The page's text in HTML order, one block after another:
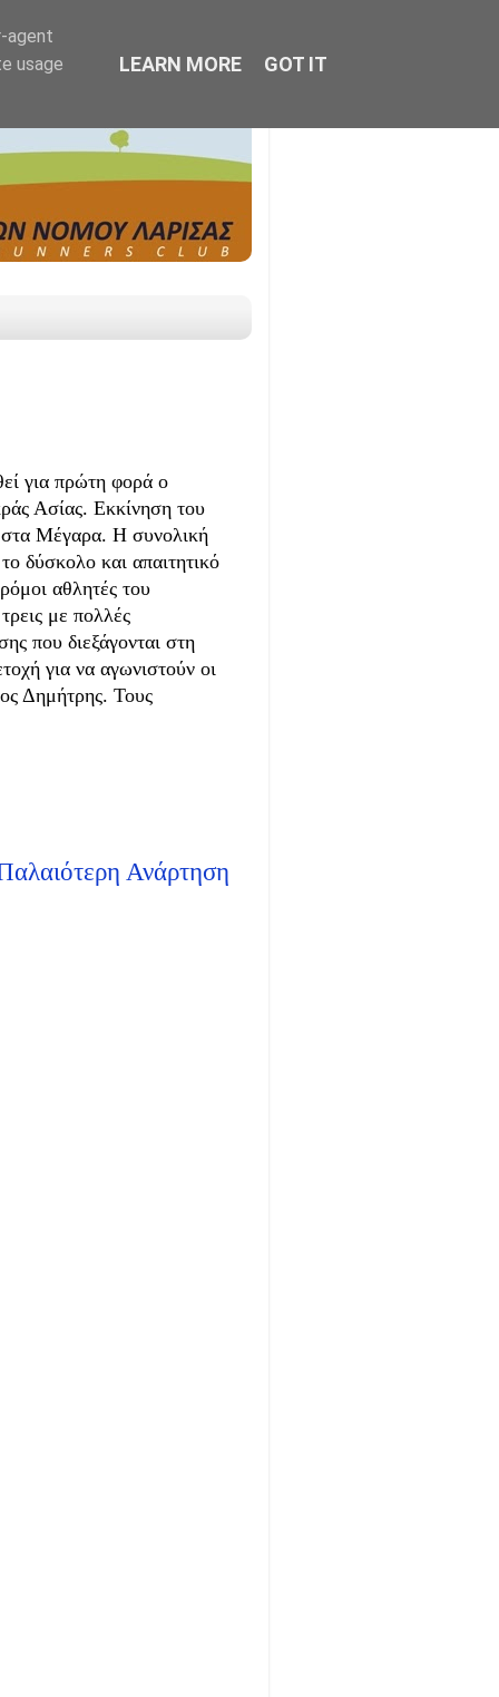
για πρώτη φορά ο
Ασίας. Εκκίνηση του
στα Μέγαρα. Η συνολική
δύσκολο και απαιτητικό
αθλητές του
με πολλές
που διεξάγονται στη
για να αγωνιστούν οι
Δημήτρης. Τους
Ανάρτηση
agent
usage
LEARN MORE GOT IT